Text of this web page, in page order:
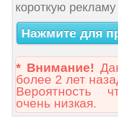
короткую рекламу
Нажмите для
* Внимание!
более 2 лет
Вероятность
очень низкая.